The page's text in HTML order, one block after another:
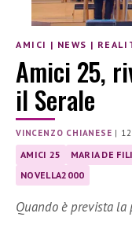
AMICI | NEWS |
Amici 25,
il Serale
VINCENZO CHIANESE |
AMICI 25 MARIA DE
NOVELLA2000
Quando è prevista